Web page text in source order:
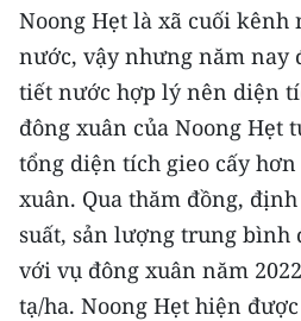
CÁC CHUYÊN TRANG
VỀ BÁO NHÂN DÂN
THỜI NAY
NHÂN DÂN CUỐI TUẦN
NHÂN DÂN HẰNG THÁNG
Noong Hẹt là xã cuối
nước, vậy nhưng năm nay
tiết nước hợp lý nên diện
đông xuân của Noong Hẹt
tổng diện tích gieo cấy
xuân. Qua thăm đồng,
suất, sản lượng trung bình
với vụ đông xuân năm
tạ/ha. Noong Hẹt hiện